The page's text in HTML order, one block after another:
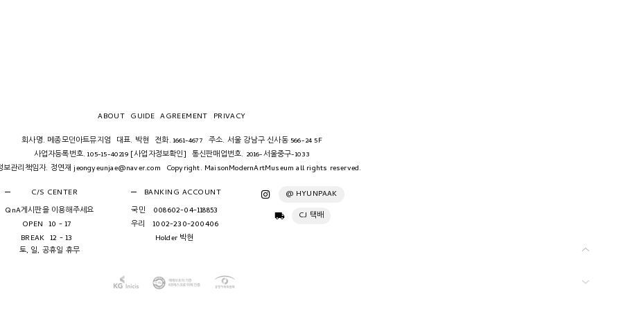
ABOUT GUIDE AGREEMENT PRIVACY
회사명. 메종모던아트뮤지엄 대표. 박현 전화. 1661-4677 주소. 서울 강남구 신사동 566-24 5F
사업자등록번호. 105-15-40219 [사업자정보확인] 통신판매업번호. 2016-서울중구-1033
보관리책임자. 정연재 jeongyeunjae@naver.com Copyright. MaisonModernArtMuseum all rights reserved.
C/S CENTER
QnA게시판을 이용해주세요
OPEN 10 - 17
BREAK 12 - 13
토, 일, 공휴일 휴무
BANKING ACCOUNT
국민
008602-04-118853
우리 1002-230-200406
Holder 박현
@ HYUNPAAK
CJ 택배